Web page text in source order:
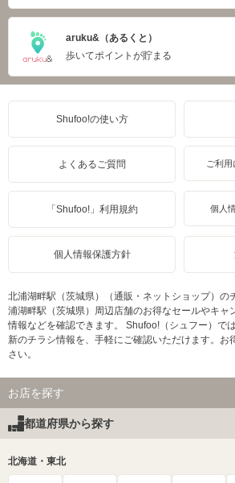
aruku&（あるくと）
歩いてポイントが貯まる
Shufoo!の使い方
よくあるご質問 ご利
「Shufoo!」利用規約 個人
個人情報保護方針
北浦湖畔駅（茨城県）（通販・ネットショップ）の
浦湖畔駅（茨城県）周辺店舗のお得なセールやキャ
情報などを確認できます。 Shufoo!（シュフー）で
新のチラシ情報を、手軽にご確認いただけます。お
さい。
お店を探す
都道府県から探す
北海道・東北